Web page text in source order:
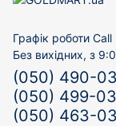
Графік роботи
Без вихідних, з
(050) 490-
(050) 499-
(050) 463-